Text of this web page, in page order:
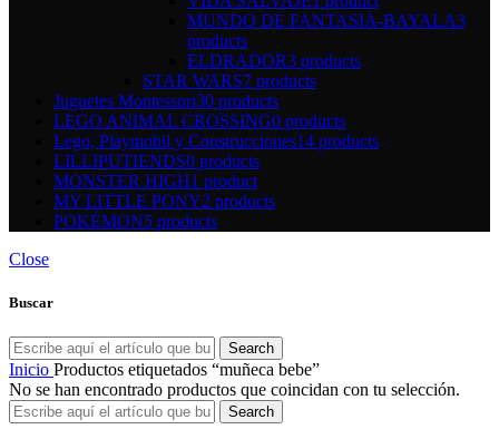
MUNDO DE FANTASIA-BAYALA3
products
ELDRADOR3 products
STAR WARS7 products
Juguetes Montessori30 products
LEGO ANIMAL CROSSING0 products
Lego, Playmobil y Construcciones14 products
LILLIPUTIENDS0 products
MONSTER HIGH1 product
MY LITTLE PONY2 products
POKÉMON5 products
Close
Buscar
Search
Inicio Productos etiquetados “muñeca bebe”
No se han encontrado productos que coincidan con tu selección.
Search